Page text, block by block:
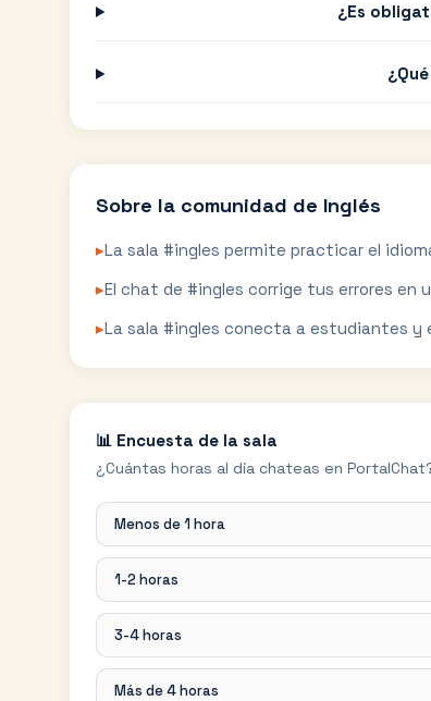
¿Es
Sobre la comunidad de Inglés
▸La sala #ingles permite practicar el
▸El chat de #ingles corrige tus errores en
▸La sala #ingles conecta a estudiantes y
📊 Encuesta de la sala
¿Cuántas horas al día chateas en
Menos de 1 hora
1-2 horas
3-4 horas
Más de 4 horas